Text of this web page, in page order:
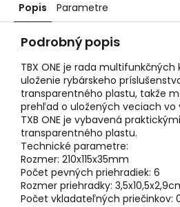
Popis Parametre
Podrobný popis
TBX ONE je rada
uloženie rybárskeho
transparentného plastu, takže
prehľad o uložených veciach vo
TXB ONE je vybavená
transparentného plastu.
Technické parametre:
Rozmer: 210x115x35mm
Počet pevných priehradiek: 6
Rozmer priehradky:
Počet vkladateľných priečinkov: